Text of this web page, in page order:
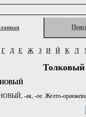
Г Д Е Ж З И Й К Л
Толковый
-ая, -ое. Желто-